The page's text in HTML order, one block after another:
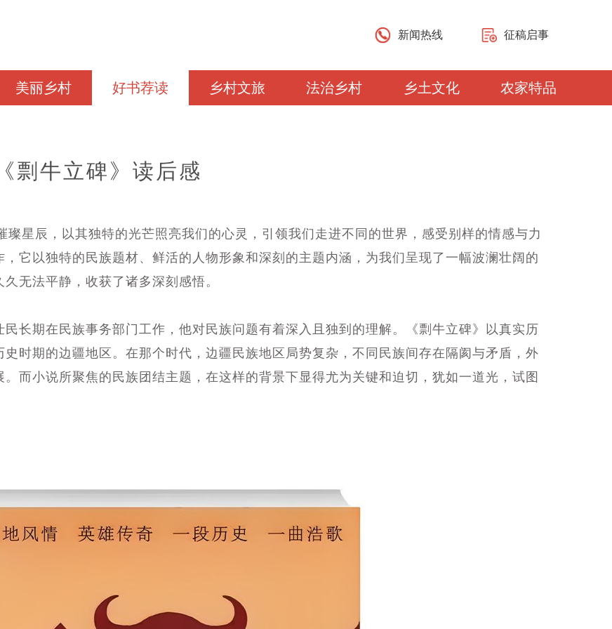
新闻热线 征稿启事
美丽乡村 好书荐读 乡村文旅 法治乡村 乡土文化 农家特品
牛立碑》读后感
辰，以其独特的光芒照亮我们的心灵，引领我们走进不同的世界，感受别样的情感与力
它以独特的民族题材、鲜活的人物形象和深刻的主题内涵，为我们呈现了一幅波澜壮阔的
无法平静，收获了诸多深刻感悟。
期在民族事务部门工作，他对民族问题有着深入且独到的理解。《剽牛立碑》以真实历
时期的边疆地区。在那个时代，边疆民族地区局势复杂，不同民族间存在隔阂与矛盾，外
而小说所聚焦的民族团结主题，在这样的背景下显得尤为关键和迫切，犹如一道光，试图